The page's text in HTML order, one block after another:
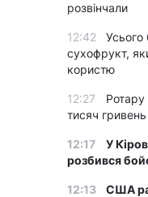
розвінчали
12:42
Усього
сухофрукт,
користю
12:27
тисяч гривень
12:17
У
розбився
12:13
США